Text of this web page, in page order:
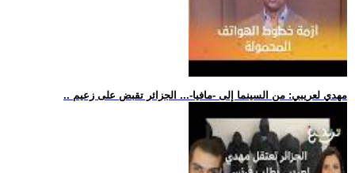
.. مهدي لعريبي: من السينما إلى -مافيا-... الجزائر تقبض على زعيم